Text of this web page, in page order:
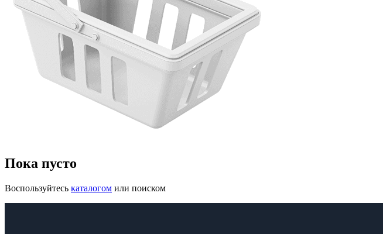
Пока пусто
Воспользуйтесь каталогом или поиском